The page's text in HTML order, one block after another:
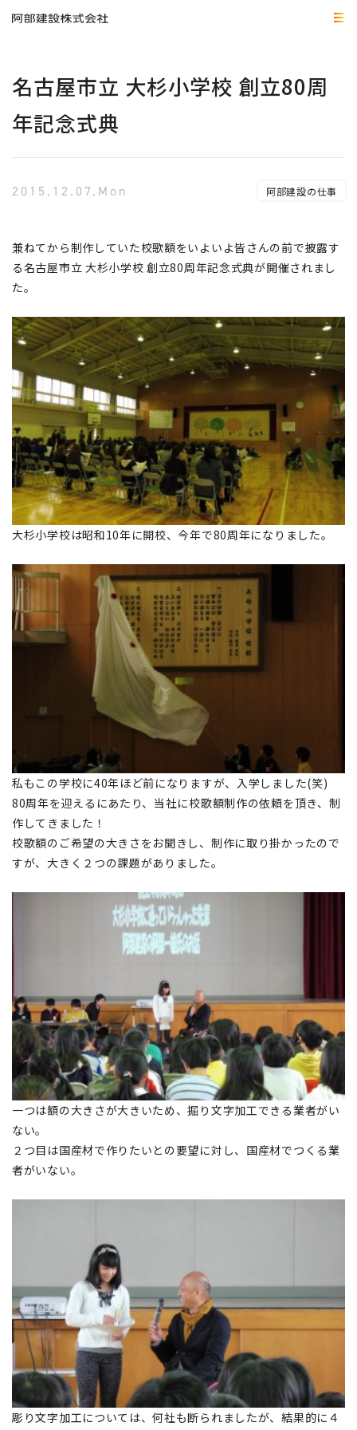
名古屋市立 大杉小学校 創立80周
年記念式典
2015.12.07.Mon 阿部建設の仕事
兼ねてから制作していた校歌額をいよいよ皆さんの前で披露す
る名古屋市立 大杉小学校 創立80周年記念式典が開催されまし
た。
大杉小学校は昭和10年に開校、今年で80周年になりました。
私もこの学校に40年ほど前になりますが、入学しました(笑)
80周年を迎えるにあたり、当社に校歌額制作の依頼を頂き、制
作してきました！
校歌額のご希望の大きさをお聞きし、制作に取り掛かったので
すが、大きく２つの課題がありました。
一つは額の大きさが大きいため、掘り文字加工できる業者がい
ない。
２つ目は国産材で作りたいとの要望に対し、国産材でつくる業
者がいない。
彫り文字加工については、何社も断られましたが、結果的に４